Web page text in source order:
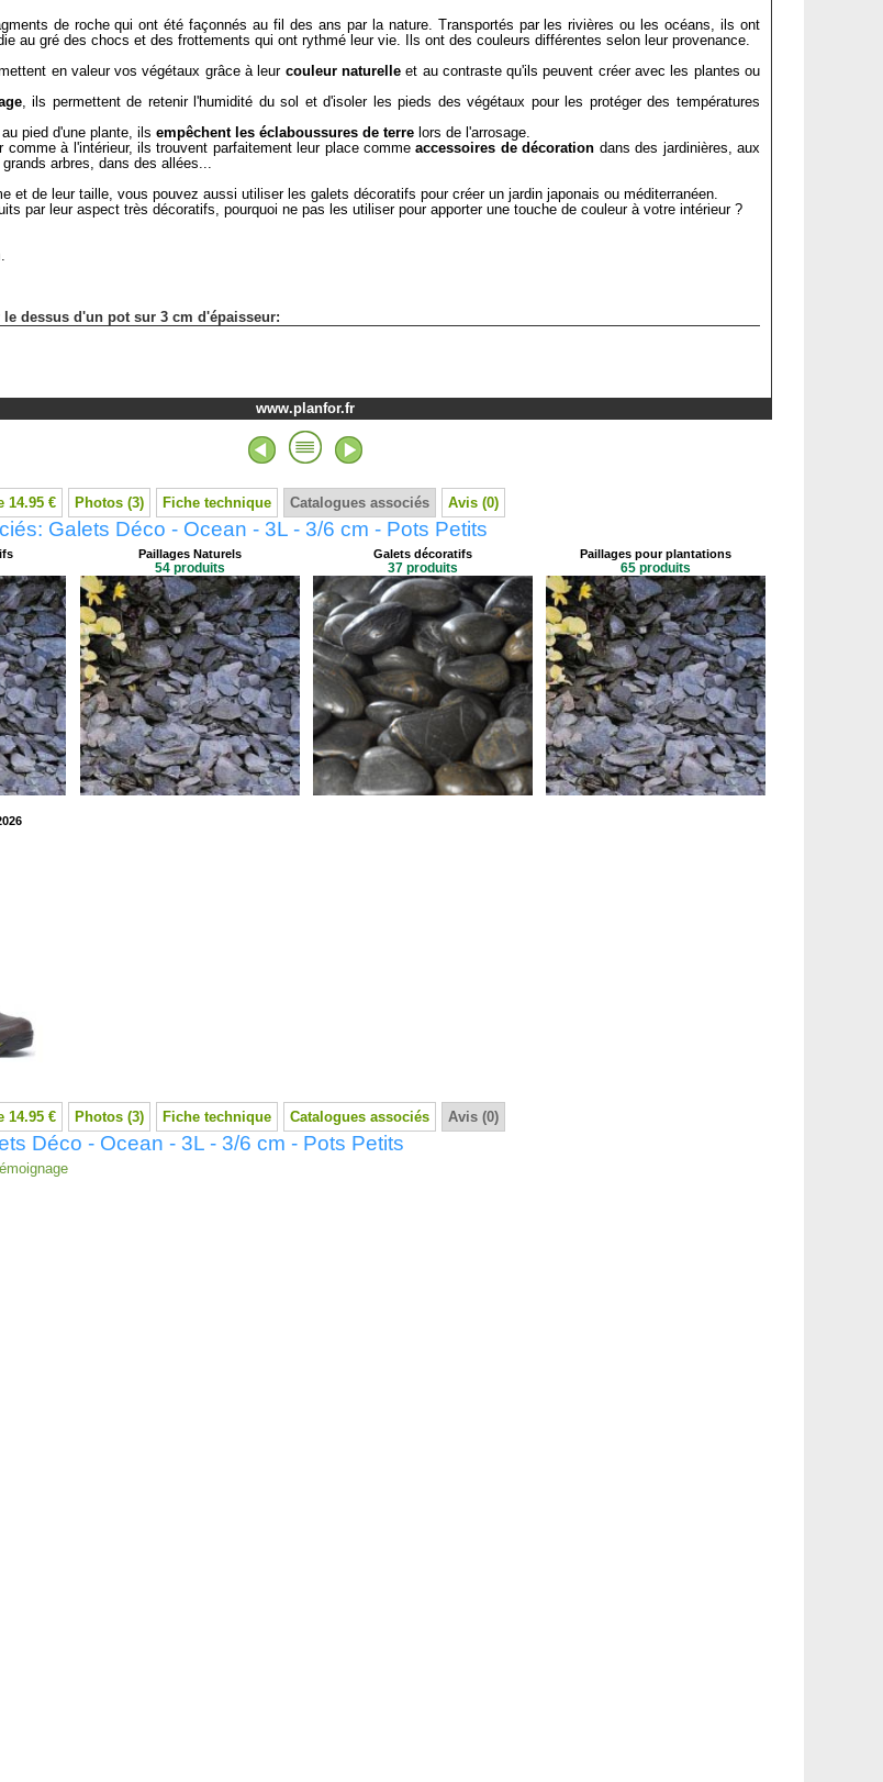
de roche qui ont été façonnés au fil des ans par la nature. Transportés par les rivières ou les océans, ils ont
au gré des chocs et des frottements qui ont rythmé leur vie. Ils ont des couleurs différentes selon leur provenance.
en valeur vos végétaux grâce à leur couleur naturelleet au contraste qu'ils peuvent créer avec les plantes ou
, ils permettent de retenir l'humidité du sol et d'isoler les pieds des végétaux pour les protéger des températures
pied d'une plante, ils empêchent les éclaboussures de terre lors de l'arrosage.
comme à l'intérieur, ils trouvent parfaitement leur place commeaccessoires de décoration dans des jardinières, aux
arbres, dans des allées...
et de leur taille, vous pouvez aussi utiliser les galets décoratifs pour créer un jardin japonais ou méditerranéen.
par leur aspect très décoratifs, pourquoi ne pas les utiliser pour apporter une touche de couleur à votre intérieur ?
dessus d'un pot sur 3 cm d'épaisseur:
www.planfor.fr
14.95 € Photos (3) Fiche technique Catalogues associés Avis (0)
Galets Déco - Ocean - 3L - 3/6 cm - Pots Petits
Paillages Naturels
54 produits
Galets décoratifs
37 produits
Paillages pour plantations
65 produits
14.95 € Photos (3) Fiche technique Catalogues associés Avis (0)
Déco - Ocean - 3L - 3/6 cm - Pots Petits